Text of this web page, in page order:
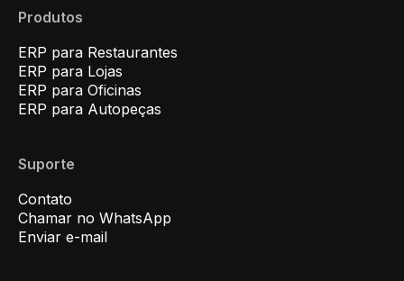
Produtos
ERP para Restaurantes
ERP para Lojas
ERP para Oficinas
ERP para Autopeças
Suporte
Contato
Chamar no WhatsApp
Enviar e-mail